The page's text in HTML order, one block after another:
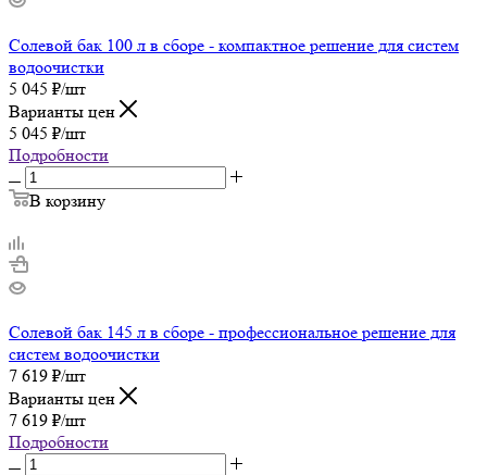
Солевой бак 100 л в сборе - компактное решение для систем
водоочистки
5 045 ₽/шт
Варианты цен
5 045 ₽/шт
Подробности
В корзину
Солевой бак 145 л в сборе - профессиональное решение для
систем водоочистки
7 619 ₽/шт
Варианты цен
7 619 ₽/шт
Подробности